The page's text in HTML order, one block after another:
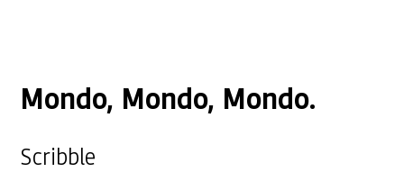
Mondo, Mondo, Mondo.
Scribble